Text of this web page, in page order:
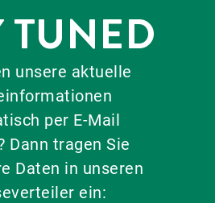
TUNED
unsere aktuelle
per E-Mail
Dann tragen Sie
Daten in unseren
ein: